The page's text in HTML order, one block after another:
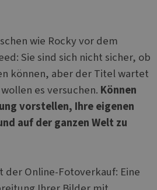
wie Rocky vor dem
Sie sind sich nicht sicher, ob
können, aber der Titel wartet
es versuchen. Können
vorstellen, Ihre eigenen
auf der ganzen Welt zu
der Online-Fotoverkauf: Eine